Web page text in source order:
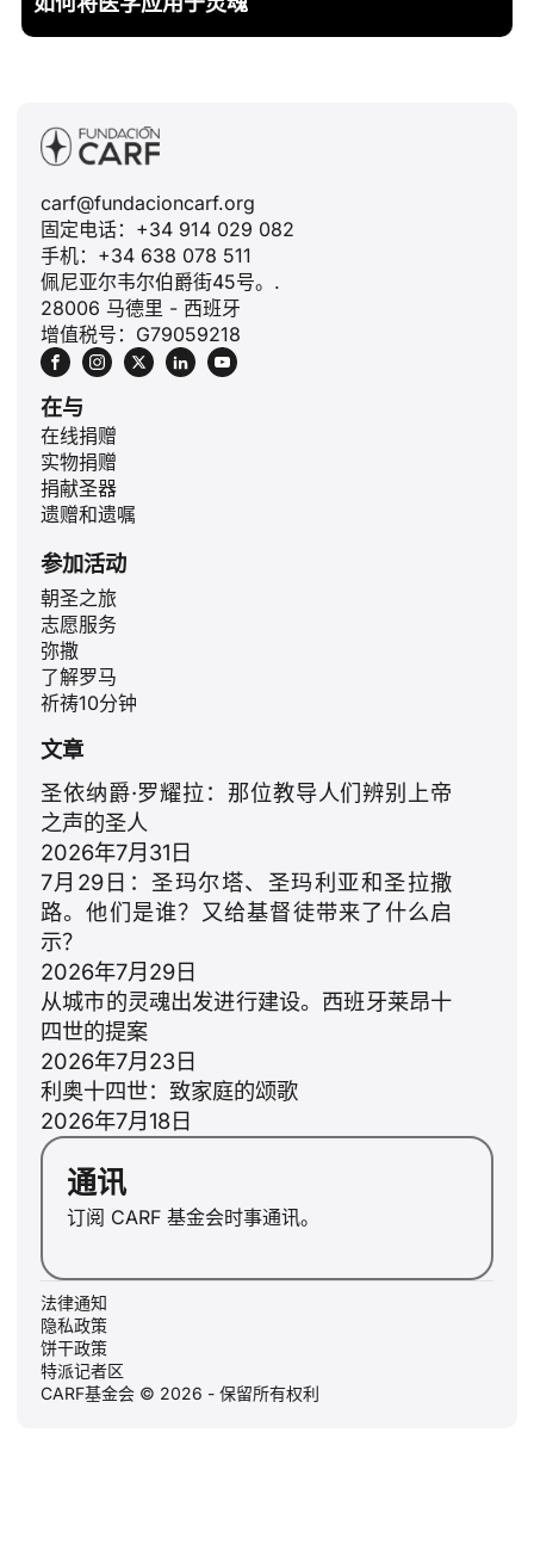
carf@fundacioncarf.org
固定电话：+34 914 029 082
手机：+34 638 078 511
佩尼亚尔韦尔伯爵街45号。.
28006 马德里 - 西班牙
增值税号：G79059218
在与
在线捐赠
实物捐赠
捐献圣器
遗赠和遗嘱
参加活动
朝圣之旅
志愿服务
弥撒
了解罗马
祈祷10分钟
文章
圣依纳爵·罗耀拉：那位教导人们辨别上帝
之声的圣人
2026年7月31日
7月29日：圣玛尔塔、圣玛利亚和圣拉撒
路。他们是谁？又给基督徒带来了什么启
示？
2026年7月29日
从城市的灵魂出发进行建设。西班牙莱昂十
四世的提案
2026年7月23日
利奥十四世：致家庭的颂歌
2026年7月18日
通讯
订阅 CARF 基金会时事通讯。
法律通知
隐私政策
饼干政策
特派记者区
CARF基金会 © 2026 - 保留所有权利